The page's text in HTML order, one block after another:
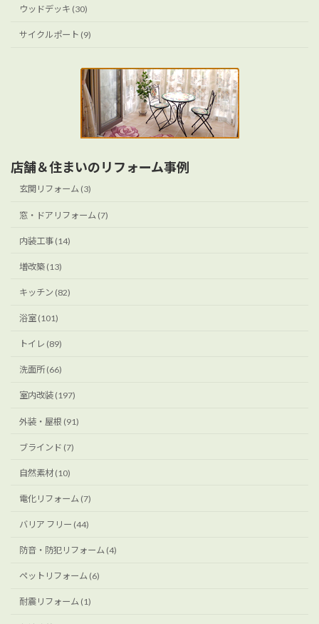
ウッドデッキ (30)
サイクルポート (9)
店舗＆住まいのリフォーム事例
玄関リフォーム (3)
窓・ドアリフォーム (7)
内装工事 (14)
増改築 (13)
キッチン (82)
浴室 (101)
トイレ (89)
洗面所 (66)
室内改装 (197)
外装・屋根 (91)
ブラインド (7)
自然素材 (10)
電化リフォーム (7)
バリア フリー (44)
防音・防犯リフォーム (4)
ペットリフォーム (6)
耐震リフォーム (1)